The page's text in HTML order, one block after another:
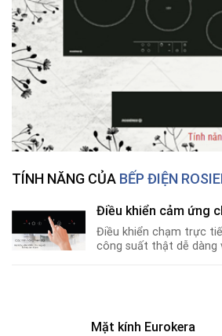
TÍNH NĂNG CỦA BẾP ĐIỆN
Điều khiển cảm ứng
Điều khiển chạm trực
công suất thật dễ dàng
Mặt kính Eurokera